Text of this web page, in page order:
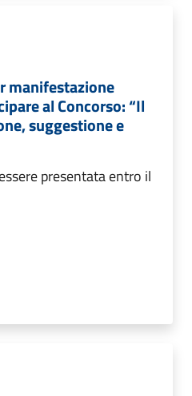
manifestazione
al Concorso: “Il
suggestione e
presentata entro il